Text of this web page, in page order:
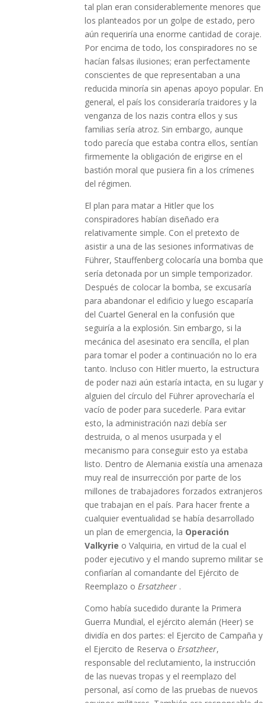
tal plan eran considerablemente menores que
los planteados por un golpe de estado, pero
aún requeriría una enorme cantidad de coraje.
Por encima de todo, los conspiradores no se
hacían falsas ilusiones; eran perfectamente
conscientes de que representaban a una
reducida minoría sin apenas apoyo popular. En
general, el país los consideraría traidores y la
venganza de los nazis contra ellos y sus
familias sería atroz. Sin embargo, aunque
todo parecía que estaba contra ellos, sentían
firmemente la obligación de erigirse en el
bastión moral que pusiera fin a los crímenes
del régimen.
El plan para matar a Hitler que los
conspiradores habían diseñado era
relativamente simple. Con el pretexto de
asistir a una de las sesiones informativas de
Führer, Stauffenberg colocaría una bomba que
sería detonada por un simple temporizador.
Después de colocar la bomba, se excusaría
para abandonar el edificio y luego escaparía
del Cuartel General en la confusión que
seguiría a la explosión. Sin embargo, si la
mecánica del asesinato era sencilla, el plan
para tomar el poder a continuación no lo era
tanto. Incluso con Hitler muerto, la estructura
de poder nazi aún estaría intacta, en su lugar y
alguien del círculo del Führer aprovecharía el
vacío de poder para sucederle. Para evitar
esto, la administración nazi debía ser
destruida, o al menos usurpada y el
mecanismo para conseguir esto ya estaba
listo. Dentro de Alemania existía una amenaza
muy real de insurrección por parte de los
millones de trabajadores forzados extranjeros
que trabajan en el país. Para hacer frente a
cualquier eventualidad se había desarrollado
un plan de emergencia, la Operación
Valkyrie o Valquiria, en virtud de la cual el
poder ejecutivo y el mando supremo militar se
confiarían al comandante del Ejército de
Reemplazo oErsatzheer .
Como había sucedido durante la Primera
Guerra Mundial, el ejército alemán (Heer) se
dividía en dos partes: el Ejercito de Campaña y
el Ejercito de Reserva oErsatzheer,
responsable del reclutamiento, la instrucción
de las nuevas tropas y el reemplazo del
personal, así como de las pruebas de nuevos